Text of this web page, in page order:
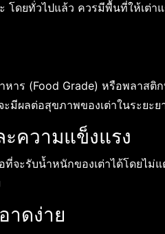
โดยทั่วไปแล้ว ควรมีพื้นที่ให้เต่
หาร (Food Grade) หรือพลาสติ
มีผลต่อสุขภาพของเต่าในระยะย
ความแข็งแรง
จะรับน้ำหนักของเต่าได้โดยไม่
าดง่าย